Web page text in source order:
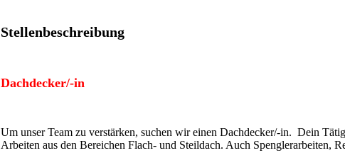
Stellenbeschreibung
Dach­decker/-in
Um unser Team zu verstärken, suchen wir einen Dachdecker/-in. Dein
Arbeiten aus den Bereichen Flach- und Steildach. Auch Spenglerarbeiten,